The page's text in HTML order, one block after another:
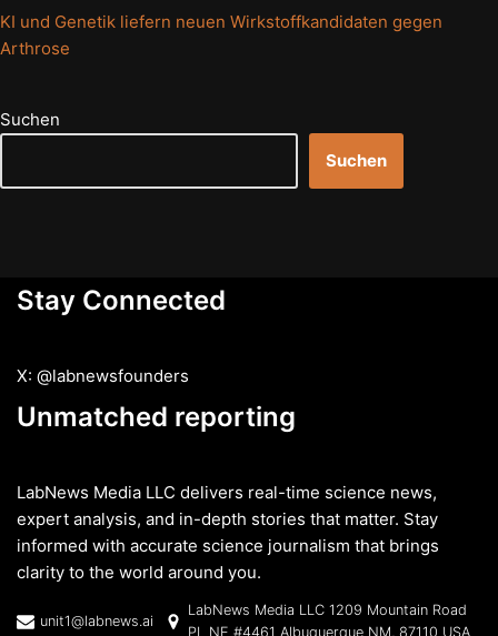
KI und Genetik liefern neuen Wirkstoffkandidaten gegen
Arthrose
Suchen
Suchen
Stay Connected
X: @labnewsfounders
Unmatched reporting
LabNews Media LLC delivers real-time science news,
expert analysis, and in-depth stories that matter. Stay
informed with accurate science journalism that brings
clarity to the world around you.
unit1@labnews.ai
LabNews Media LLC 1209 Mountain Road
PL NE #4461 Albuquerque NM, 87110 USA